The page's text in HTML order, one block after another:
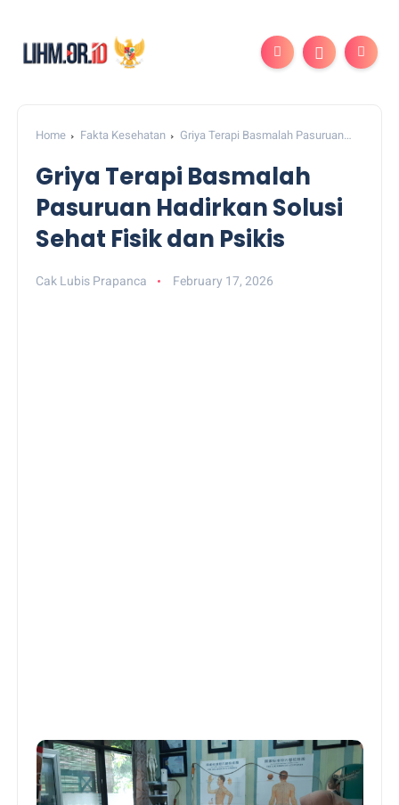
Home Fakta Kesehatan
Griya Terapi Basmalah Pasuruan
Griya Terapi Basmalah
Pasuruan Hadirkan Solusi
Sehat Fisik dan Psikis
Cak Lubis Prapanca February 17, 2026